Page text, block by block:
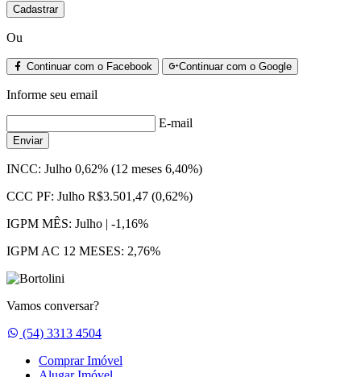
Cadastrar
Ou
Continuar com o Facebook Continuar com o Google
Informe seu email
E-mail
Enviar
INCC: Julho 0,62% (12 meses 6,40%)
CCC PF: Julho R$3.501,47 (0,62%)
IGPM MÊS: Julho | -1,16%
IGPM AC 12 MESES: 2,76%
Vamos conversar?
Whatsapp
(54) 3313 4504
Comprar Imóvel